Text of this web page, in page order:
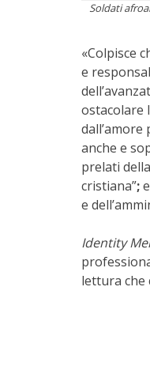
Soldati
«Colpisce
e
ostacolare
anche e
prelati
cristiana”;
e
Identity
lettura che